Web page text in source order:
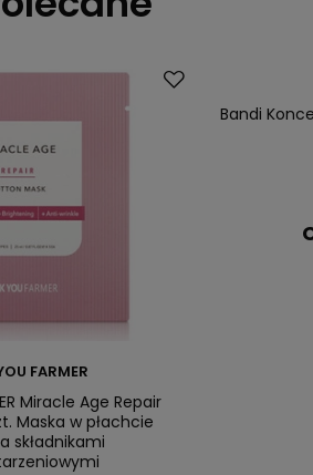
FARMER
Miracle Age Repair
Maska w płachcie
składnikami
Bandi